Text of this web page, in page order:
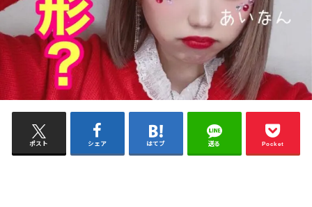
ポスト シェア はてブ 送る Pocket